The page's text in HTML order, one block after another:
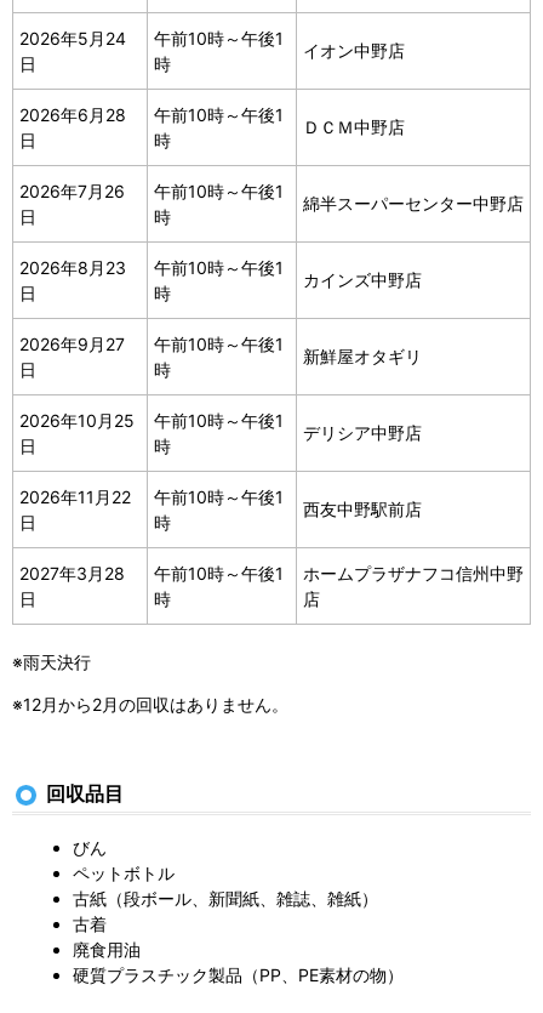
2026年5月24
日
午前10時～午後1
時
イオン中野店
2026年6月28
日
午前10時～午後1
時
ＤＣＭ中野店
2026年7月26
日
午前10時～午後1
時
綿半スーパーセンター中野店
2026年8月23
日
午前10時～午後1
時
カインズ中野店
2026年9月27
日
午前10時～午後1
時
新鮮屋オタギリ
2026年10月25
日
午前10時～午後1
時
デリシア中野店
2026年11月22
日
午前10時～午後1
時
西友中野駅前店
2027年3月28
日
午前10時～午後1
時
ホームプラザナフコ信州中野
店
※雨天決行
※12月から2月の回収はありません。
回収品目
びん
ペットボトル
古紙（段ボール、新聞紙、雑誌、雑紙）
古着
廃食用油
硬質プラスチック製品（PP、PE素材の物）